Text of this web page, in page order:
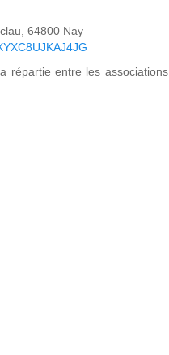
64800 Nay
répartie entre les associations